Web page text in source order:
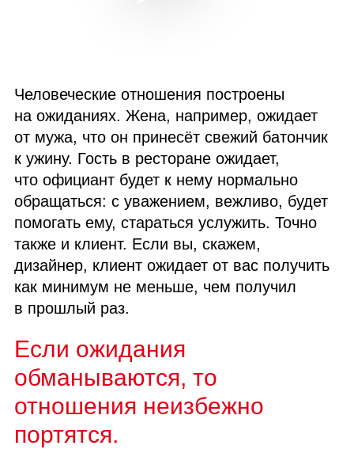
Человеческие отношения построены
на ожиданиях. Жена, например, ожидает
от мужа, что он принесёт свежий батончик
к ужину. Гость в ресторане ожидает,
что официант будет к нему нормально
обращаться: с уважением, вежливо, будет
помогать ему, стараться услужить. Точно
также и клиент. Если вы, скажем,
дизайнер, клиент ожидает от вас получить
как минимум не меньше, чем получил
в прошлый раз.
Если ожидания
обманываются, то
отношения неизбежно
портятся.